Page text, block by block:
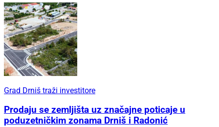
Grad Drniš traži investitore
Prodaju se zemljišta uz značajne poticaje u
poduzetničkim zonama Drniš i Radonić